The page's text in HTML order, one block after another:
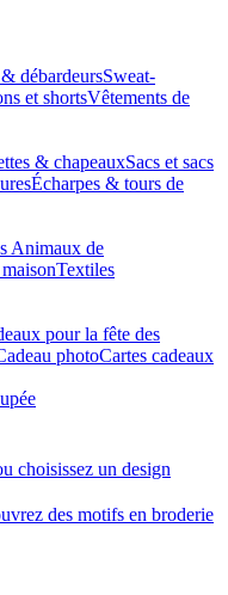
débardeursSweat-
et shortsVêtements de
& chapeauxSacs et sacs
Écharpes & tours de
Animaux de
Textiles
pour la fête des
photoCartes cadeaux
choisissez un design
des motifs en broderie